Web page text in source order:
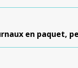
en paquet,